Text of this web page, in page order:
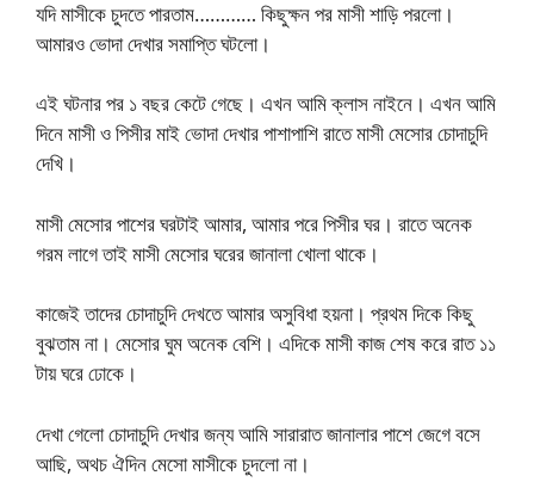
যদি মাসীকে চুদতে পারতাম………… কিছুক্ষন পর মাসী শাড়ি পরলো।
আমারও ভোদা দেখার সমাপ্তি ঘটলো।
এই ঘটনার পর ১ বছর কেটে গেছে। এখন আমি ক্লাস নাইনে। এখন আমি
দিনে মাসী ও পিসীর মাই ভোদা দেখার পাশাপাশি রাতে মাসী মেসোর চোদাচুদি
দেখি।
মাসী মেসোর পাশের ঘরটাই আমার, আমার পরে পিসীর ঘর। রাতে অনেক
গরম লাগে তাই মাসী মেসোর ঘরের জানালা খোলা থাকে।
কাজেই তাদের চোদাচুদি দেখতে আমার অসুবিধা হয়না। প্রথম দিকে কিছু
বুঝতাম না। মেসোর ঘুম অনেক বেশি। এদিকে মাসী কাজ শেষ করে রাত ১১
টায় ঘরে ঢোকে।
দেখা গেলো চোদাচুদি দেখার জন্য আমি সারারাত জানালার পাশে জেগে বসে
আছি, অথচ ঐদিন মেসো মাসীকে চুদলো না।